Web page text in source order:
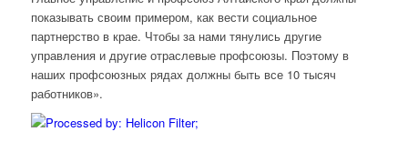
показывать своим примером, как вести социальное
партнерство в крае. Чтобы за нами тянулись другие
управления и другие отраслевые профсоюзы. Поэтому в
наших профсоюзных рядах должны быть все 10 тысяч
работников».